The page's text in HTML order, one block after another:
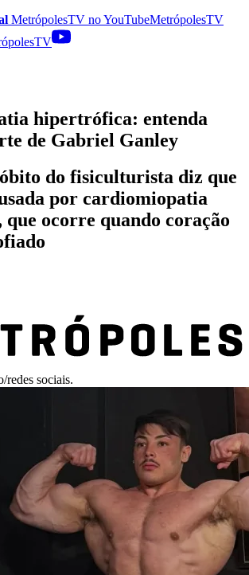
MetrópolesTV noYouTubeMetrópolesTV
hipertrófica: entenda
de Gabriel Ganley
do fisiculturista diz que
por cardiomiopatia
ocorre quando coração
redes sociais.